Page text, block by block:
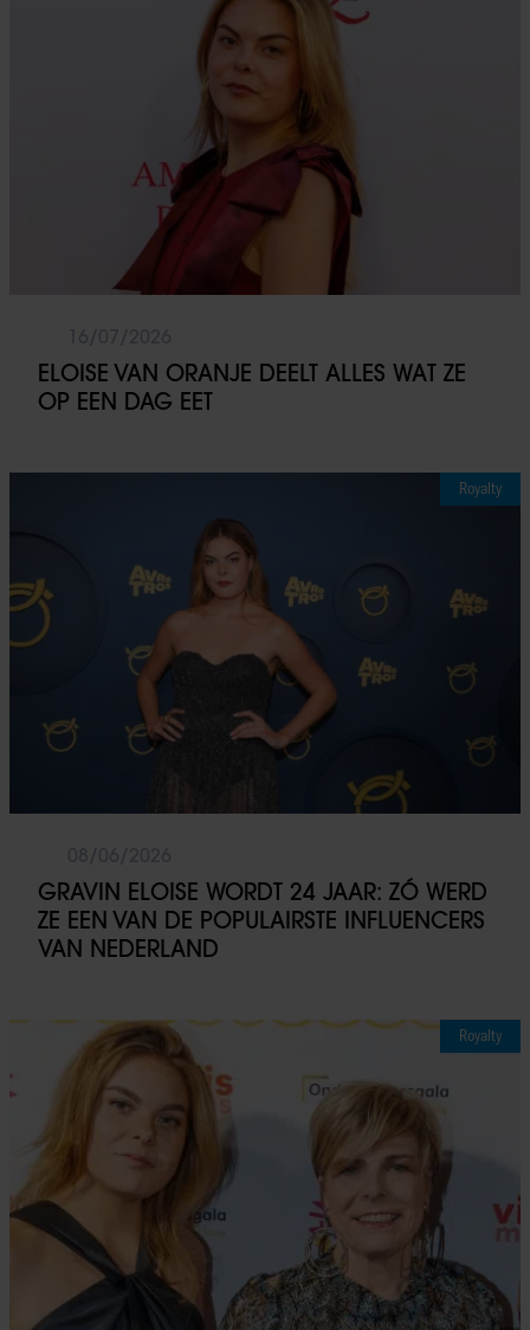
ELOISE VAN ORANJE DEELT ALLES WAT ZE
OP EEN DAG EET
Royalty
GRAVIN ELOISE WORDT 24 JAAR: ZÓ WERD
ZE EEN VAN DE POPULAIRSTE INFLUENCERS
VAN NEDERLAND
Royalty